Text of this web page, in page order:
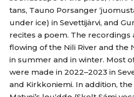
tans, Tauno Porsanger
under ice) in Sevettijärvi, and
recites a poem. The recordings
flowing of the Nili River and the
in summer and in winter. Most
were made in 2022–2023 in
and Kirkkoniemi. In addition,